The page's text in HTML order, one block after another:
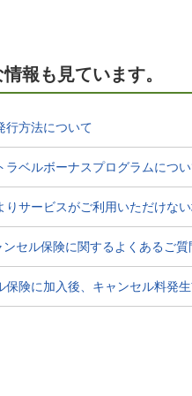
報も見ています。
行方法について
ラベルボーナスプログラムにつ
りサービスがご利用いただけな
ンセル保険に関するよくあるご質
保険に加入後、キャンセル料発